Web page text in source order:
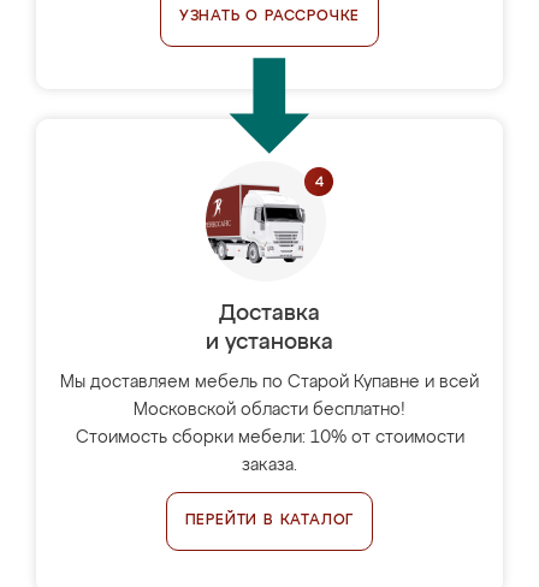
УЗНАТЬ О РАССРОЧКЕ
Доставка
и установка
Мы доставляем мебель по Старой Купавне и всей
Московской области бесплатно!
Стоимость сборки мебели: 10% от стоимости
заказа.
ПЕРЕЙТИ В КАТАЛОГ